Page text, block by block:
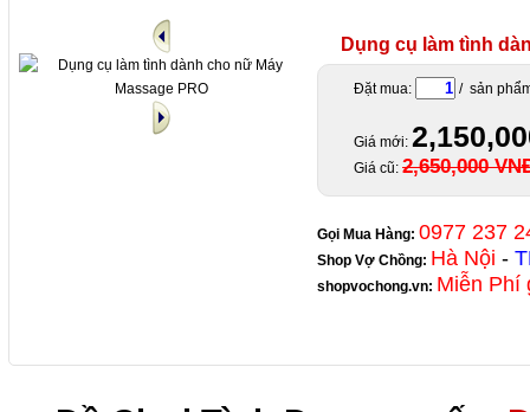
Dụng cụ làm tình
Đặt mua: / sản
Giá mới:
Giá cũ: 2,650,000
Gọi Mua Hàng: 0977 237
Shop Vợ Chồng: Hà Nội -
shopvochong.vn: Miễn Phí